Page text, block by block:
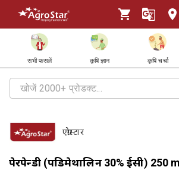
सभी फसलें कृषि ज्ञान कृषि चर्चा
एग्रोस्टार
पेरपेन्डी (पेंडिमेथालिन 30% ईसी) 250 ml